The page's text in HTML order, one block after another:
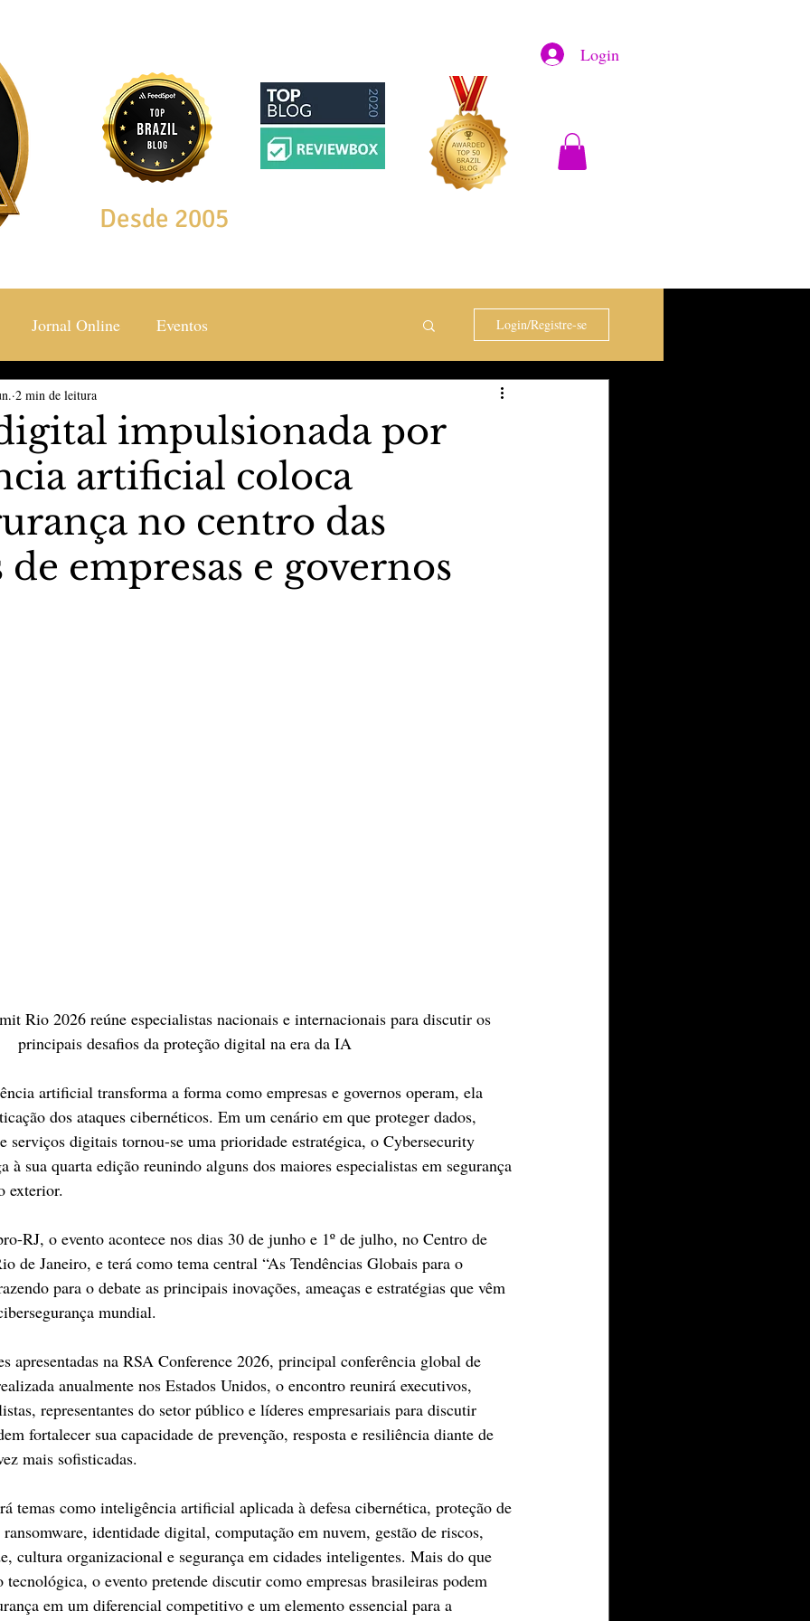
Login
Desde 2005
Jornal Online Eventos
& Estilos
The Vip Club Business Marujo Carioca
& Lazer Carnaval São Paulo Negocio
Login/Registre-se
impulsionada por
artificial coloca
no centro das
de empresas e governos
2 min de leitura
estrelas.
Rio 2026 reúne especialistas nacionais e internacionais para discutir os
principais desafios da proteção digital na era da IA
artificial transforma a forma como empresas e governos operam, ela
dos ataques cibernéticos. Em um cenário em que proteger dados,
serviços digitais tornou-se uma prioridade estratégica, o Cybersecurity
à sua quarta edição reunindo alguns dos maiores especialistas em segurança
exterior.
RJ, o evento acontece nos dias 30 de junho e 1º de julho, no Centro de
de Janeiro, e terá como tema central “As Tendências Globais para o
para o debate as principais inovações, ameaças e estratégias que vêm
mundial.
apresentadas na RSA Conference 2026, principal conferência global de
anualmente nos Estados Unidos, o encontro reunirá executivos,
representantes do setor público e líderes empresariais para discutir
fortalecer sua capacidade de prevenção, resposta e resiliência diante de
mais sofisticadas.
temas como inteligência artificial aplicada à defesa cibernética, proteção de
identidade digital, computação em nuvem, gestão de riscos,
cultura organizacional e segurança em cidades inteligentes. Mais do que
tecnológica, o evento pretende discutir como empresas brasileiras podem
em um diferencial competitivo e um elemento essencial para a